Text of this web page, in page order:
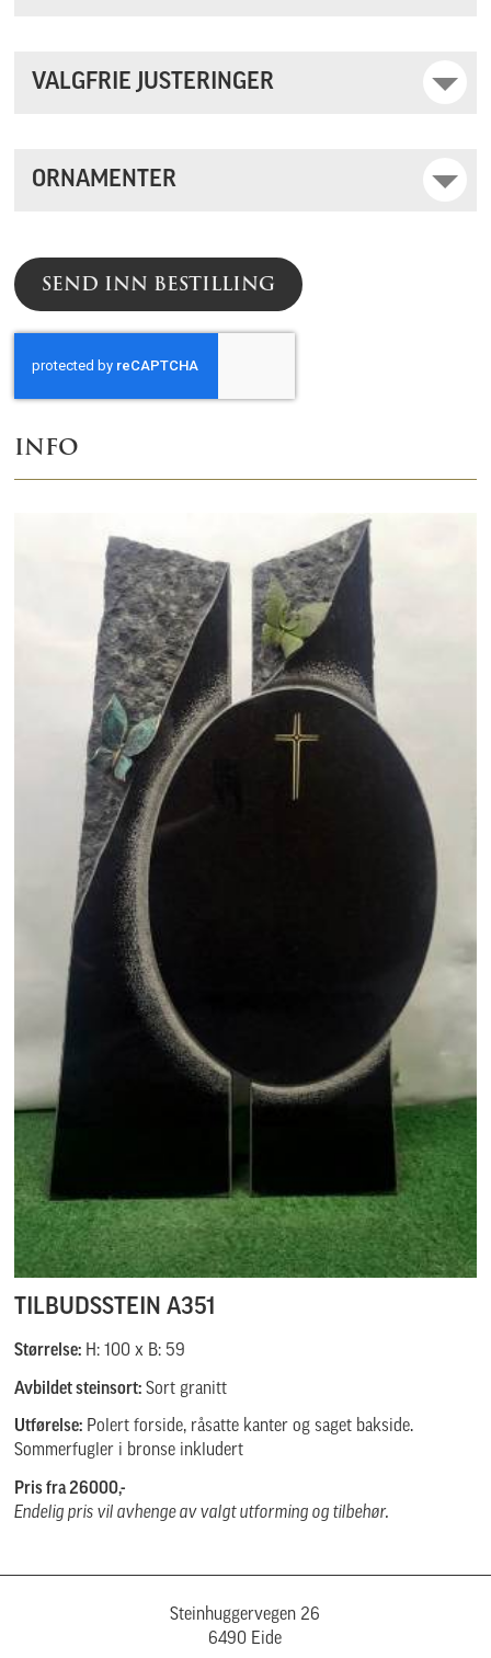
INFO
TILBUDSSTEIN A351
Størrelse: H: 100 x B: 59
Avbildet steinsort: Sort granitt
Utførelse: Polert forside, råsatte kanter og saget bakside.
Sommerfugler i bronse inkludert
Pris fra 26000,-
Endelig pris vil avhenge av valgt utforming og tilbehør.
VALGFRIE JUSTERINGER
ORNAMENTER
SEND INN BESTILLING
Steinhuggervegen 26
6490 Eide